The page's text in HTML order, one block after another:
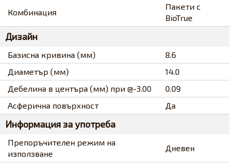
Комбинация
Пакети с
BioTrue
Дизайн
Базисна кривина (мм)
8.6
Диаметър (мм)
14.0
Дебелина в центъра (мм) при @-3.00
0.09
Асферична повърхност
Да
Информация за употреба
Препоръчителен режим на
използване
Дневен